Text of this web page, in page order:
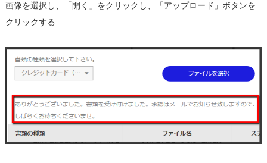
画像を選択し、「開く」をクリックし、「アップロード」ボタンを
クリックする